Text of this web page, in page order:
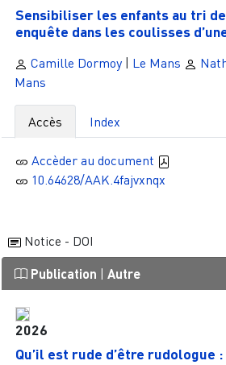
Sensibiliser les enfants au tri
enquête dans les coulisses
Camille Dormoy| Le Mans
Mans
Accès Index
Accèder au document
10.64628/AAK.4fajvxnqx
Notice - DOI
Publication Autre
2026
Qu’il est rude d’être rudologue